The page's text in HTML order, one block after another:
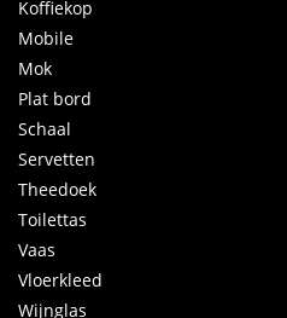
Koffiekop
Mobile
Mok
Plat bord
Schaal
Servetten
Theedoek
Toilettas
Vaas
Vloerkleed
Wijnglas